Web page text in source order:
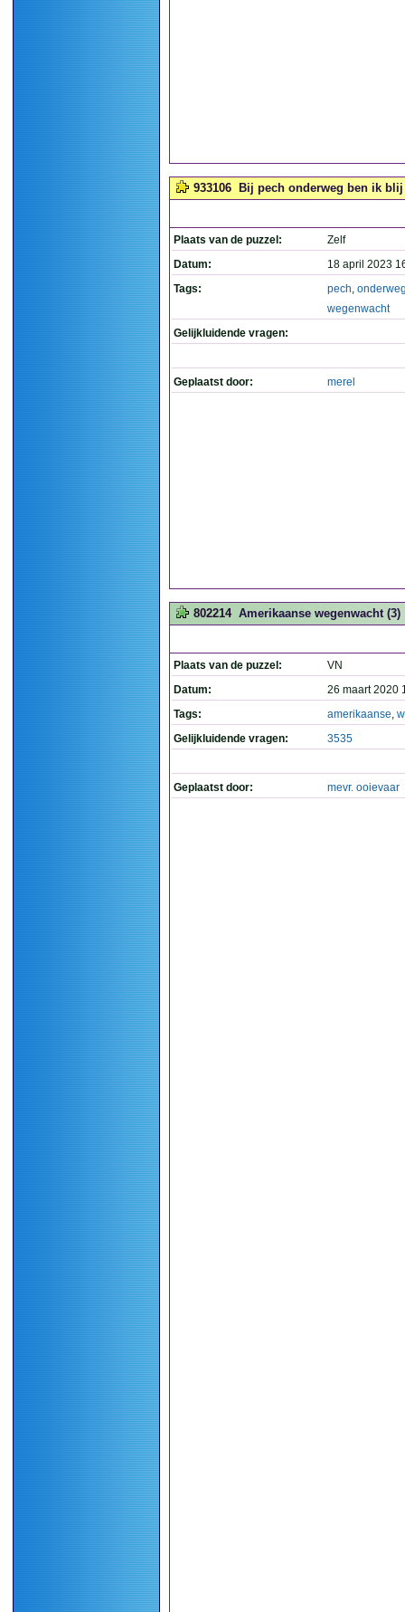
933106 Bij pech onderweg ben ik blij
Plaats van de puzzel:
Zelf
Datum:
18 april 2023
Tags:
pech,
wegenwacht
Gelijkluidende vragen:
Geplaatst door: merel
802214 Amerikaanse wegenwacht (3)
Plaats van de puzzel:
VN
Datum:
26 maart 2020
Tags:
amerikaanse,
Gelijkluidende vragen:
3535
Geplaatst door: mevr. ooievaar